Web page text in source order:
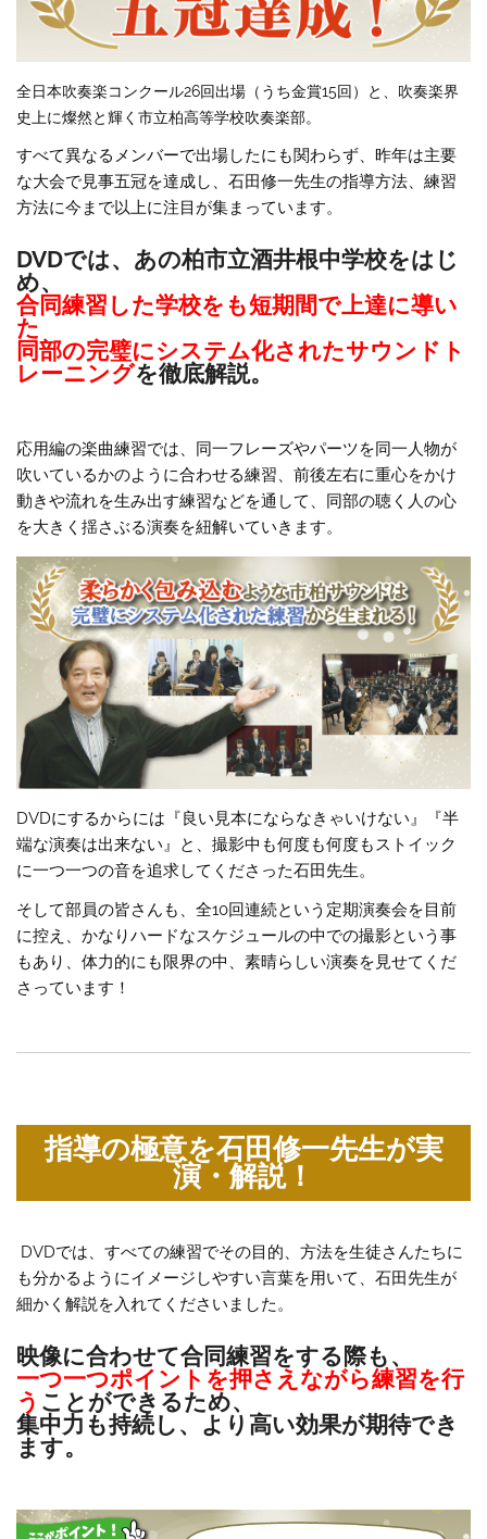
全日本吹奏楽コンクール26回出場（うち金賞15回）と、吹奏楽界
史上に燦然と輝く市立柏高等学校吹奏楽部。
すべて異なるメンバーで出場したにも関わらず、昨年は主要
な大会で見事五冠を達成し、石田修一先生の指導方法、練習
方法に今まで以上に注目が集まっています。
DVDでは、あの柏市立酒井根中学校をはじ
め、
合同練習した学校をも短期間で上達に導い
た
同部の完璧にシステム化されたサウンドト
レーニングを徹底解説。
応用編の楽曲練習では、同一フレーズやパーツを同一人物が
吹いているかのように合わせる練習、前後左右に重心をかけ
動きや流れを生み出す練習などを通して、同部の聴く人の心
を大きく揺さぶる演奏を紐解いていきます。
DVDにするからには『良い見本にならなきゃいけない』『半
端な演奏は出来ない』と、撮影中も何度も何度もストイック
に一つ一つの音を追求してくださった石田先生。
そして部員の皆さんも、全10回連続という定期演奏会を目前
に控え、かなりハードなスケジュールの中での撮影という事
もあり、体力的にも限界の中、素晴らしい演奏を見せてくだ
さっています！
指導の極意を石田修一先生が実
演・解説！
DVDでは、すべての練習でその目的、方法を生徒さんたちに
も分かるようにイメージしやすい言葉を用いて、石田先生が
細かく解説を入れてくださいました。
映像に合わせて合同練習をする際も、
一つ一つポイントを押さえながら練習を行
う ことができるため、
集中力も持続し、より高い効果が期待でき
ます。